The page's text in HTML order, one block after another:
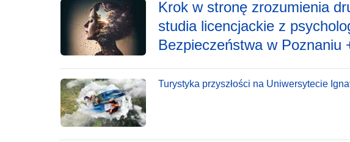
Krok w stronę zrozumienia
studia licencjackie z
Bezpieczeństwa w Poznaniu
Turystyka przyszłości na Uniwersytecie